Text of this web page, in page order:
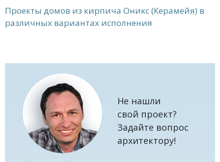
Проекты домов из кирпича Оникс (Керамейя) в
различных вариантах исполнения
Не нашли
свой проект?
Задайте вопрос
архитектору!